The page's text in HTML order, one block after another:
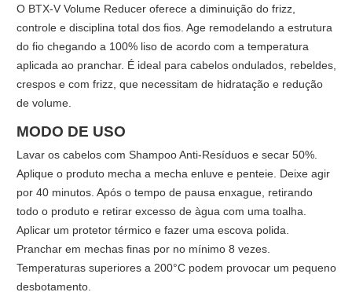
O BTX-V Volume Reducer oferece a diminuição do frizz,
controle e disciplina total dos fios. Age remodelando a estrutura
do fio chegando a 100% liso de acordo com a temperatura
aplicada ao pranchar. É ideal para cabelos ondulados, rebeldes,
crespos e com frizz, que necessitam de hidratação e redução
de volume.
MODO DE USO
Lavar os cabelos com Shampoo Anti-Resíduos e secar 50%.
Aplique o produto mecha a mecha enluve e penteie. Deixe agir
por 40 minutos. Após o tempo de pausa enxague, retirando
todo o produto e retirar excesso de àgua com uma toalha.
Aplicar um protetor térmico e fazer uma escova polida.
Pranchar em mechas finas por no mínimo 8 vezes.
Temperaturas superiores a 200°C podem provocar um pequeno
desbotamento.